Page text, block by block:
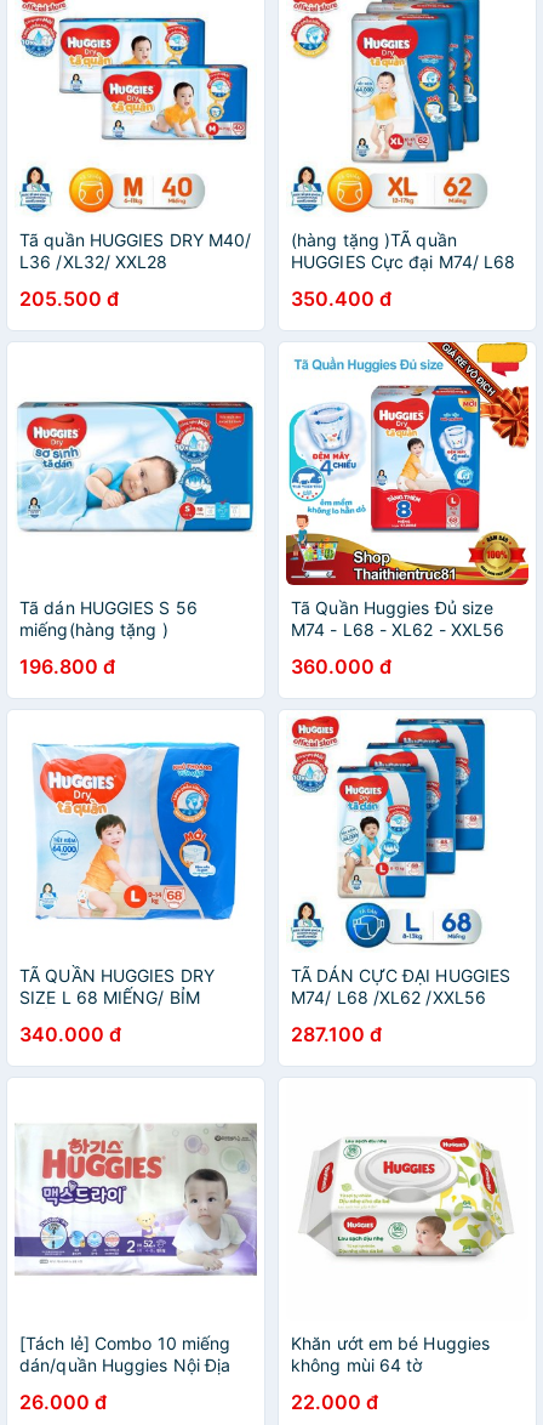
Tã quần HUGGIES DRY M40/
L36 /XL32/ XXL28
205.500 đ
(hàng tặng )TÃ quần
HUGGIES Cực đại M74/ L68
350.400 đ
Tã dán HUGGIES S 56
miếng(hàng tặng )
196.800 đ
Tã Quần Huggies Đủ size
M74 - L68 - XL62 - XXL56
360.000 đ
TÃ QUẦN HUGGIES DRY
SIZE L 68 MIẾNG/ BỈM
340.000 đ
TÃ DÁN CỰC ĐẠI HUGGIES
M74/ L68 /XL62 /XXL56
287.100 đ
[Tách lẻ] Combo 10 miếng
dán/quần Huggies Nội Địa
cho bé
26.000 đ
Khăn ướt em bé Huggies
không mùi 64 tờ
22.000 đ